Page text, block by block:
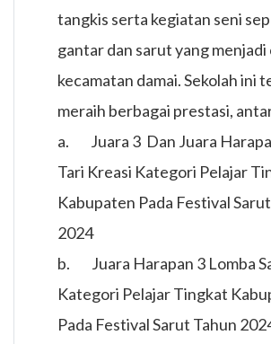
tangkis serta kegiatan seni
gantar dan sarut yang menjadi
kecamatan damai. Sekolah ini
meraih berbagai prestasi,
a. Juara 3 Dan Juara
Tari Kreasi Kategori Pelajar
Kabupaten Pada Festival
2024
b. Juara Harapan 3 Lomba
Kategori Pelajar Tingkat
Pada Festival Sarut Tahun